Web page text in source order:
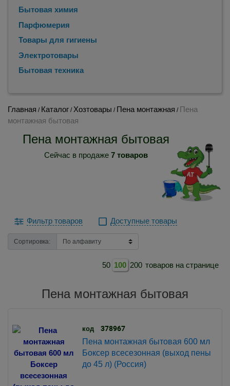
Бытовая химия
Парфюмерия
Товары для гигиены
Электротовары
Бытовая техника
Главная / Каталог / Хозтовары / Пена монтажная / Пена
монтажная бытовая
Пена монтажная бытовая
Сейчас в продаже 7 товаров
Фильтр товаров Доступные товары
Сортировка:
50 100 200 товаров на странице
Пена монтажная бытовая
код 378967
Пена монтажная бытовая 600 мл
Боксер всесезонная (выход пены
до 45 л) (Россия)